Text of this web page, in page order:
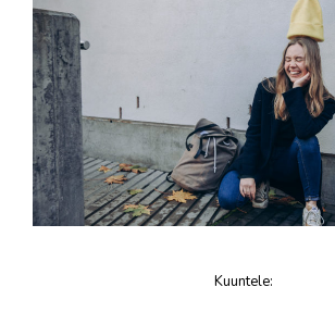
Kuuntele: